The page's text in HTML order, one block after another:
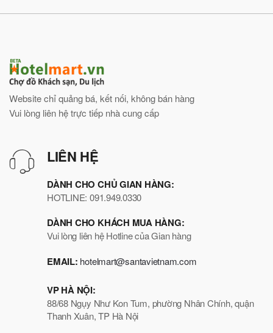
Website chỉ quảng bá, kết nối, không bán hàng
Vui lòng liên hệ trực tiếp nhà cung cấp
LIÊN HỆ
DÀNH CHO CHỦ GIAN HÀNG:
HOTLINE: 091.949.0330
DÀNH CHO KHÁCH MUA HÀNG:
Vui lòng liên hệ Hotline của Gian hàng
EMAIL: hotelmart@santavietnam.com
VP HÀ NỘI:
88/68 Ngụy Như Kon Tum, phường Nhân Chính, quận
Thanh Xuân, TP Hà Nội